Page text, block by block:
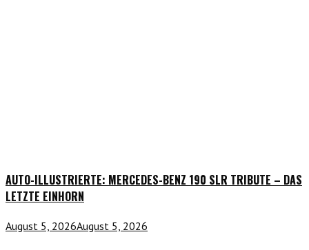
AUTO-ILLUSTRIERTE: MERCEDES-BENZ 190 SLR TRIBUTE – DAS
LETZTE EINHORN
August 5, 2026August 5, 2026